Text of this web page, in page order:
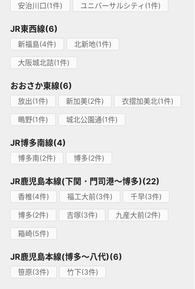
安治川口(1件) ユニバーサルシティ(1件)
JR東西線(6)
新福島(4件) 北新地(1件)
大阪城北詰(1件)
おおさか東線(6)
放出(1件) 新加美(2件) 衣摺加美北(1件)
鴫野(1件) 城北公園通(1件)
JR博多南線(4)
博多南(2件) 博多(2件)
JR鹿児島本線(下関・門司港～博多)(22)
香椎(4件) 福工大前(3件) 千早(3件)
博多(2件) 吉塚(3件) 九産大前(2件)
箱崎(5件)
JR鹿児島本線(博多～八代)(6)
笹原(3件) 竹下(3件)